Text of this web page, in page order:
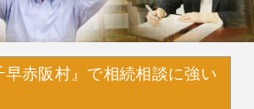
早赤阪村』で相続相談に強い